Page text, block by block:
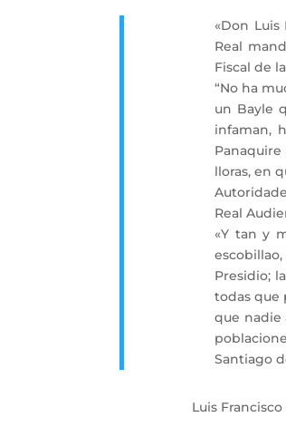
«Don Luis
Real
Fiscal de
“No ha
un Bayle
infaman,
lloras, en
Real
«Y tan y
Presidio;
todas que
que nadie
Santiago
Luis